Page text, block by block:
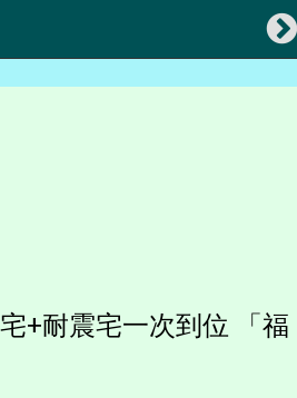
+耐震宅一次到位 「福